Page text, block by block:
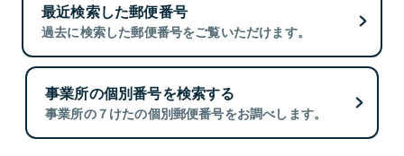
最近検索した郵便番号
過去に検索した郵便番号をご覧いただけます。
事業所の個別番号を検索する
事業所の７けたの個別郵便番号をお調べします。